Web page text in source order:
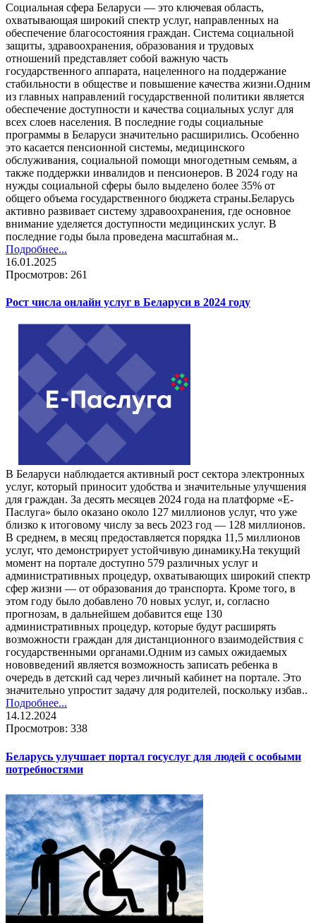
Социальная сфера Беларуси — это ключевая область,
охватывающая широкий спектр услуг, направленных на
обеспечение благосостояния граждан. Система социальной
защиты, здравоохранения, образования и трудовых
отношений представляет собой важную часть
государственного аппарата, нацеленного на поддержание
стабильности в обществе и повышение качества жизни.Одним
из главных направлений государственной политики является
обеспечение доступности и качества социальных услуг для
всех слоев населения. В последние годы социальные
программы в Беларуси значительно расширились. Особенно
это касается пенсионной системы, медицинского
обслуживания, социальной помощи многодетным семьям, а
также поддержки инвалидов и пенсионеров. В 2024 году на
нужды социальной сферы было выделено более 35% от
общего объема государственного бюджета страны.Беларусь
активно развивает систему здравоохранения, где основное
внимание уделяется доступности медицинских услуг. В
последние годы была проведена масштабная м..
Подробнее...
16.01.2025
Просмотров: 261
Рост числа онлайн услуг в Беларуси в 2024 году
В Беларуси наблюдается активный рост сектора электронных
услуг, который приносит удобства и значительные улучшения
для граждан. За десять месяцев 2024 года на платформе «Е-
Паслуга» было оказано около 127 миллионов услуг, что уже
близко к итоговому числу за весь 2023 год — 128 миллионов.
В среднем, в месяц предоставляется порядка 11,5 миллионов
услуг, что демонстрирует устойчивую динамику.На текущий
момент на портале доступно 579 различных услуг и
административных процедур, охватывающих широкий спектр
сфер жизни — от образования до транспорта. Кроме того, в
этом году было добавлено 70 новых услуг, и, согласно
прогнозам, в дальнейшем добавится еще 130
административных процедур, которые будут расширять
возможности граждан для дистанционного взаимодействия с
государственными органами.Одним из самых ожидаемых
нововведений является возможность записать ребенка в
очередь в детский сад через личный кабинет на портале. Это
значительно упростит задачу для родителей, поскольку избав..
Подробнее...
14.12.2024
Просмотров: 338
Беларусь улучшает портал госуслуг для людей с особыми
потребностями